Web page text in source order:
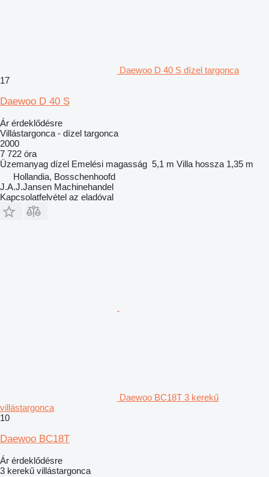
Daewoo D 40 S dízel targonca
17
Daewoo D 40 S
Ár érdeklődésre
Villástargonca - dízel targonca
2000
7 722 óra
Üzemanyag dízel Emelési magasság 5,1 m Villa hossza 1,35 m
Hollandia, Bosschenhoofd
J.A.J.Jansen Machinehandel
Kapcsolatfelvétel az eladóval
Daewoo BC18T 3 kerekű
villástargonca
10
Daewoo BC18T
Ár érdeklődésre
3 kerekű villástargonca